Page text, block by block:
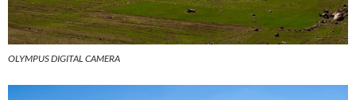
OLYMPUS DIGITAL CAMERA